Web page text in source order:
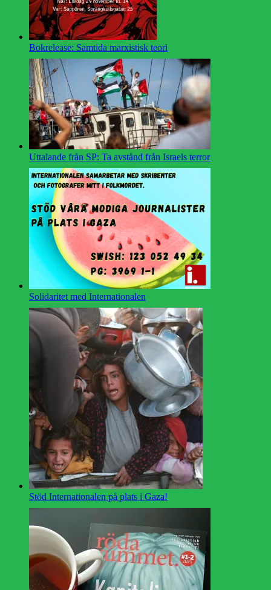
Bokrelease: Samtida marxistisk teori
Uttalande från SP: Ta avstånd från Israels terror
Solidaritet med Internationalen
Stöd Internationalen på plats i Gaza!